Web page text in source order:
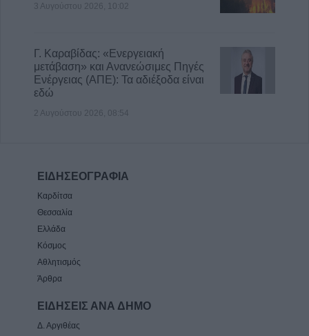
3 Αυγούστου 2026, 10:02
Γ. Καραβίδας: «Ενεργειακή
μετάβαση» και Ανανεώσιμες Πηγές
Ενέργειας (ΑΠΕ): Τα αδιέξοδα είναι
εδώ
2 Αυγούστου 2026, 08:54
ΕΙΔΗΣΕΟΓΡΑΦΙΑ
Καρδίτσα
Θεσσαλία
Ελλάδα
Κόσμος
Αθλητισμός
Άρθρα
ΕΙΔΗΣΕΙΣ ΑΝΑ ΔΗΜΟ
Δ. Αργιθέας